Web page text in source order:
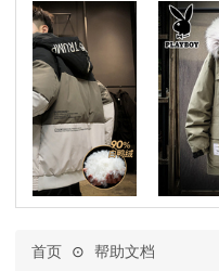
首页 ⊙ 帮助文档